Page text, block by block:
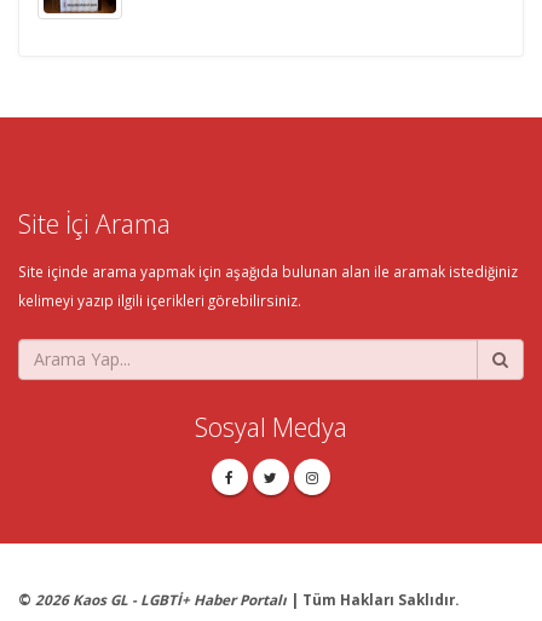
Site İçi Arama
Site içinde arama yapmak için aşağıda bulunan alan ile aramak istediğiniz
kelimeyi yazıp ilgili içerikleri görebilirsiniz.
Sosyal Medya
© 2026 Kaos GL - LGBTİ+ Haber Portalı | Tüm Hakları Saklıdır.